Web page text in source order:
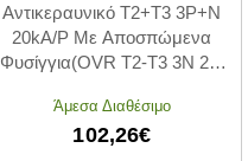
Αντικεραυνικό T2+T3 3P+N
20kA/P Με Αποσπώμενα
Φυσίγγια(OVR T2-T3 3N 20-
Άμεσα Διαθέσιμο
102,26€